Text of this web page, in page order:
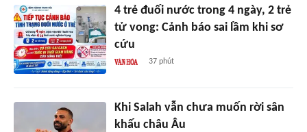
4 trẻ đuối nước trong 4 ngày, 2 trẻ
tử vong: Cảnh báo sai lầm khi sơ
cứu
37 phút
Khi Salah vẫn chưa muốn rời sân
khấu châu Âu